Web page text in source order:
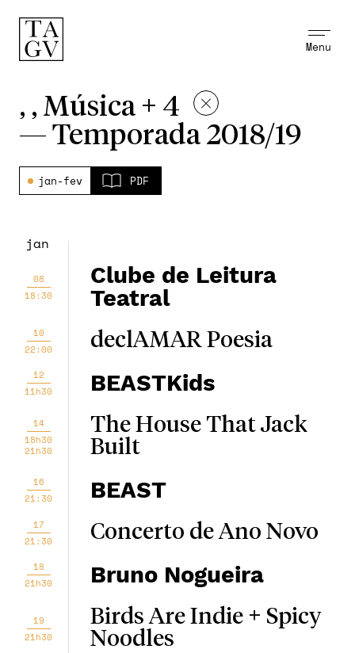
Menu
, , Música + 4
— Temporada 2018/19
jan-fev PDF
jan
08
18:30
Clube de Leitura
Teatral
10
22:00
declAMAR Poesia
12
11h30
BEASTKids
14
18h30
21h30
The House That Jack
Built
16
21:30
BEAST
17
21:30
Concerto de Ano Novo
18
21h30
Bruno Nogueira
19
21h30
Birds Are Indie + Spicy
Noodles